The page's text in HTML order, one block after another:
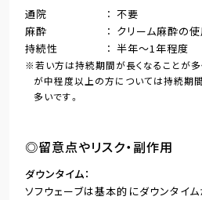
通院
不要
麻酔
クリーム麻酔の使
持続性
半年～1年程度
若い方は持続期間が長くなることが
が中程度以上の方については持続期
多いです。
◎留意点やリスク・副作用
ダウンタイム
ソフウェーブは基本的にダウンタイ